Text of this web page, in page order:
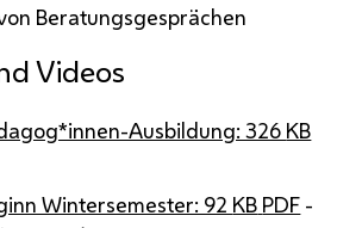
Beratungsgesprächen
Videos
Ausbildung: 326 KB
Wintersemester: 92 KB PDF -